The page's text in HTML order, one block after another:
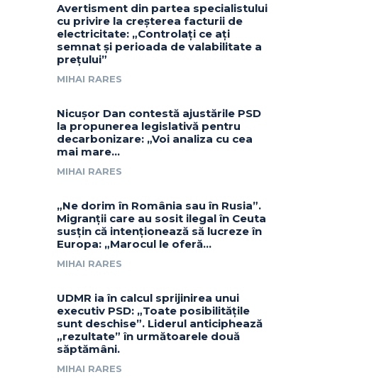
Avertisment din partea specialistului
cu privire la creșterea facturii de
electricitate: „Controlați ce ați
semnat și perioada de valabilitate a
prețului”
MIHAI RARES
Nicușor Dan contestă ajustările PSD
la propunerea legislativă pentru
decarbonizare: „Voi analiza cu cea
mai mare…
MIHAI RARES
„Ne dorim în România sau în Rusia”.
Migranții care au sosit ilegal în Ceuta
susțin că intenționează să lucreze în
Europa: „Marocul le oferă...
MIHAI RARES
UDMR ia în calcul sprijinirea unui
executiv PSD: „Toate posibilitățile
sunt deschise”. Liderul anticiphează
„rezultate” în următoarele două
săptămâni.
MIHAI RARES